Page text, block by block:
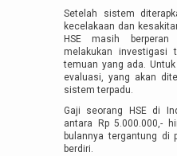
Setelah sistem
kecelakaan dan
HSE masih
melakukan investigasi
temuan yang ada.
evaluasi, yang akan
sistem terpadu.
Gaji seorang HSE di
antara Rp 5.000.000,-
bulannya tergantung di
berdiri.